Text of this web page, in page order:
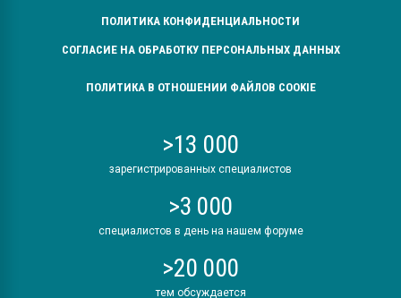
ПОЛИТИКА КОНФИДЕНЦИАЛЬНОСТИ
СОГЛАСИЕ НА ОБРАБОТКУ ПЕРСОНАЛЬНЫХ ДАННЫХ
ПОЛИТИКА В ОТНОШЕНИИ ФАЙЛОВ COOKIE
>13 000
зарегистрированных специалистов
>3 000
специалистов в день на нашем форуме
>20 000
тем обсуждается